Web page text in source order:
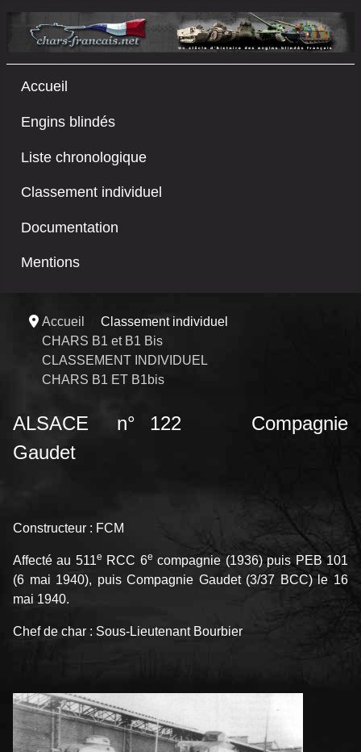
Accueil
Engins blindés
Liste chronologique
Classement individuel
Documentation
Mentions
Accueil
Classement individuel
CHARS B1 et B1 Bis
CLASSEMENT INDIVIDUEL
CHARS B1 ET B1bis
ALSACE n° 122 Compagnie
Gaudet
Constructeur : FCM
Affecté au 511e RCC 6e compagnie (1936) puis PEB 101
(6 mai 1940), puis Compagnie Gaudet (3/37 BCC) le 16
mai 1940.
Chef de char : Sous-Lieutenant Bourbier